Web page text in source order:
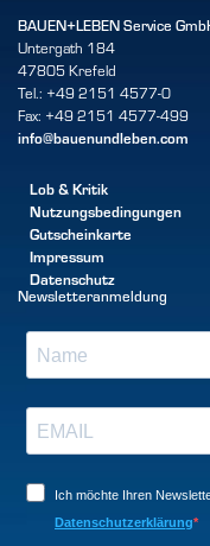
BAUEN+LEBEN Service
Untergath 184
47805 Krefeld
Tel.: +49 2151 4577-0
Fax: +49 2151 4577-499
info@bauenundleben.com
Lob & Kritik
Nutzungsbedingungen
Gutscheinkarte
Impressum
Datenschutz
Newsletteranmeldung
Ich möchte Ihren
Datenschutzerklärung